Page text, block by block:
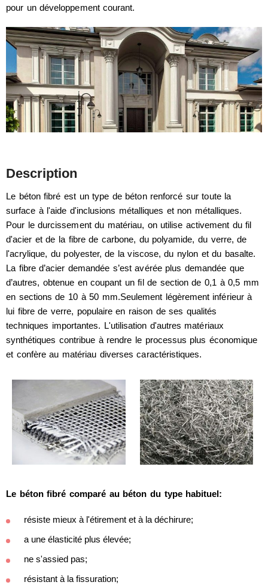
pour un développement courant.
Description
Le béton fibré est un type de béton renforcé sur toute la
surface à l'aide d'inclusions métalliques et non métalliques.
Pour le durcissement du matériau, on utilise activement du fil
d'acier et de la fibre de carbone, du polyamide, du verre, de
l'acrylique, du polyester, de la viscose, du nylon et du basalte.
La fibre d’acier demandée s’est avérée plus demandée que
d’autres, obtenue en coupant un fil de section de 0,1 à 0,5 mm
en sections de 10 à 50 mm.Seulement légèrement inférieur à
lui fibre de verre, populaire en raison de ses qualités
techniques importantes. L'utilisation d'autres matériaux
synthétiques contribue à rendre le processus plus économique
et confère au matériau diverses caractéristiques.
Le béton fibré comparé au béton du type habituel:
résiste mieux à l'étirement et à la déchirure;
a une élasticité plus élevée;
ne s'assied pas;
résistant à la fissuration;